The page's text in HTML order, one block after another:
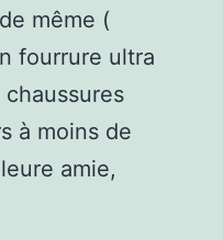
même (
fourrure ultra
à moins de
amie,